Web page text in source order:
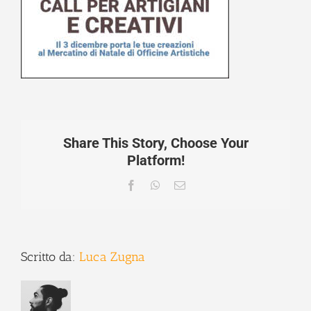
Share This Story, Choose Your
Platform!
FacebookWhatsApp
Email
Scritto da: Luca Zugna